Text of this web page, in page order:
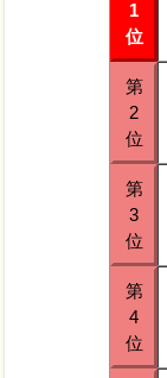
1
位
第
2
位
第
3
位
第
4
位